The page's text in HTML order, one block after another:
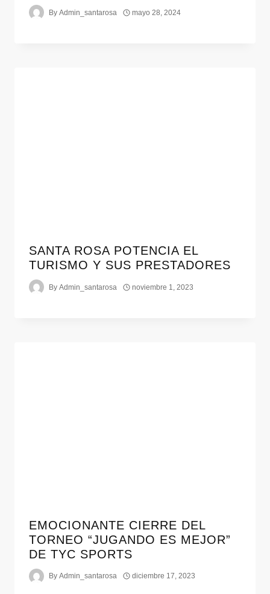
By Admin_santarosa mayo 28, 2024
SANTA ROSA POTENCIA EL
TURISMO Y SUS PRESTADORES
By Admin_santarosa noviembre 1, 2023
EMOCIONANTE CIERRE DEL
TORNEO “JUGANDO ES MEJOR”
DE TYC SPORTS
By Admin_santarosa diciembre 17, 2023